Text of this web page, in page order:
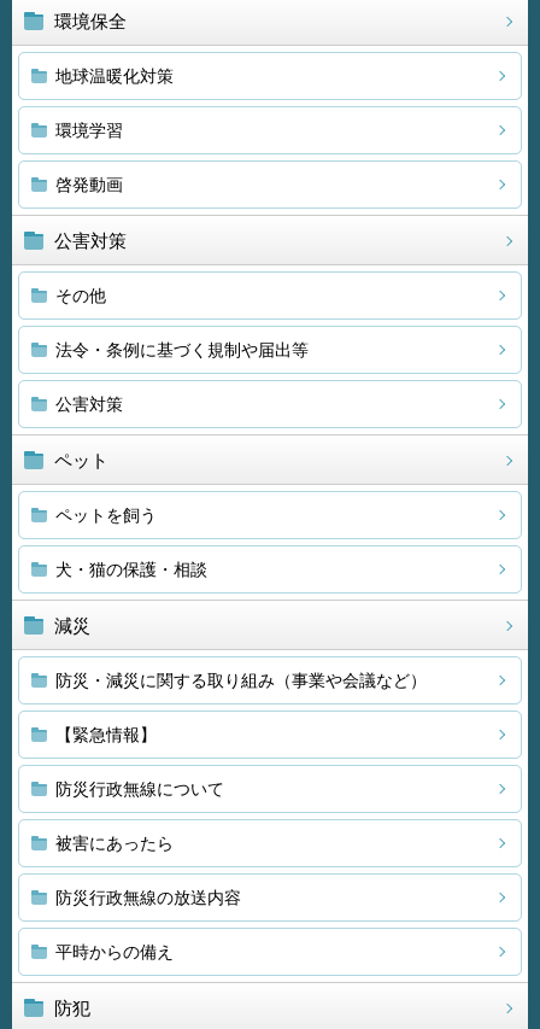
環境保全
地球温暖化対策
環境学習
啓発動画
公害対策
その他
法令・条例に基づく規制や届出等
公害対策
ペット
ペットを飼う
犬・猫の保護・相談
減災
防災・減災に関する取り組み（事業や会議など）
【緊急情報】
防災行政無線について
被害にあったら
防災行政無線の放送内容
平時からの備え
防犯